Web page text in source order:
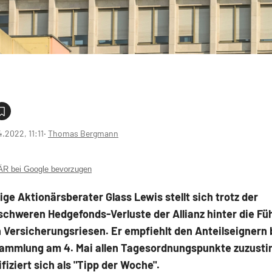
11:11‧ Thomas Bergmann
bei Google bevorzugen
Aktionärsberater Glass Lewis stellt sich trotz der
Hedgefonds-Verluste der Allianz hinter die
Versicherungsriesen. Er empfiehlt den Anteilseignern
am 4. Mai allen Tagesordnungspunkte
sich als "Tipp der Woche".